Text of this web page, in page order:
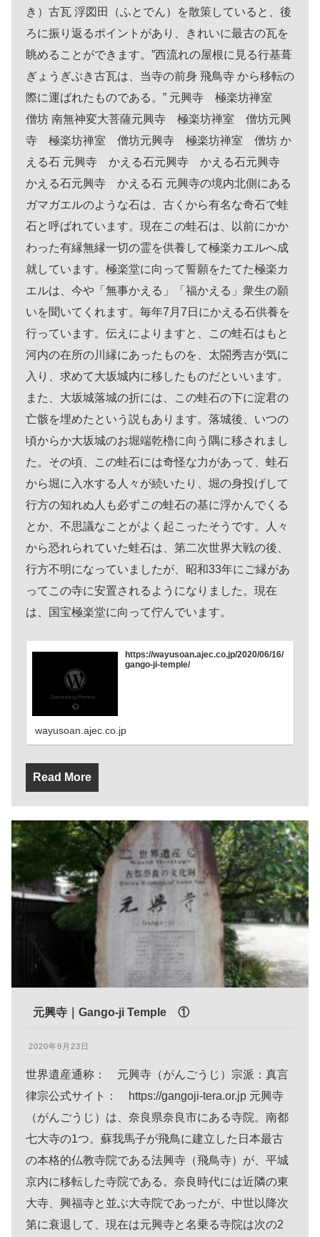
き）古瓦 浮図田（ふとでん）を散策していると、後
ろに振り返るポイントがあり、きれいに最古の瓦を
眺めることができます。”西流れの屋根に見る行基葺
ぎょうぎぶき古瓦は、当寺の前身 飛鳥寺 から移転の
際に運ばれたものである。” 元興寺 極楽坊禅室
僧坊 南無神変大菩薩元興寺 極楽坊禅室 僧坊元興
寺 極楽坊禅室 僧坊元興寺 極楽坊禅室 僧坊 か
える石 元興寺 かえる石元興寺 かえる石元興寺
かえる石元興寺 かえる石 元興寺の境内北側にある
ガマガエルのような石は、古くから有名な奇石で蛙
石と呼ばれています。現在この蛙石は、以前にかか
わった有縁無縁一切の霊を供養して極楽カエルへ成
就しています。極楽堂に向って誓願をたてた極楽カ
エルは、今や「無事かえる」「福かえる」衆生の願
いを聞いてくれます。毎年7月7日にかえる石供養を
行っています。伝えによりますと、この蛙石はもと
河内の在所の川縁にあったものを、太閤秀吉が気に
入り、求めて大坂城内に移したものだといいます。
また、大坂城落城の折には、この蛙石の下に淀君の
亡骸を埋めたという説もあります。落城後、いつの
頃からか大坂城のお堀端乾櫓に向う隅に移されまし
た。その頃、この蛙石には奇怪な力があって、蛙石
から堀に入水する人々が続いたり、堀の身投げして
行方の知れぬ人も必ずこの蛙石の基に浮かんでくる
とか、不思議なことがよく起こったそうです。人々
から恐れられていた蛙石は、第二次世界大戦の後、
行方不明になっていましたが、昭和33年にご縁があ
ってこの寺に安置されるようになりました。現在
は、国宝極楽堂に向って佇んでいます。
https://wayusoan.ajec.co.jp/2020/06/16/
gango-ji-temple/
wayusoan.ajec.co.jp
Read More
元興寺｜Gango-ji Temple ①
2020年9月23日
世界遺産通称： 元興寺（がんごうじ）宗派：真言
律宗公式サイト： https://gangoji-tera.or.jp 元興寺
（がんごうじ）は、奈良県奈良市にある寺院。南都
七大寺の1つ。蘇我馬子が飛鳥に建立した日本最古
の本格的仏教寺院である法興寺（飛鳥寺）が、平城
京内に移転した寺院である。奈良時代には近隣の東
大寺、興福寺と並ぶ大寺院であったが、中世以降次
第に衰退して、現在は元興寺と名乗る寺院は次の2